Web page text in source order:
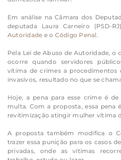
Em análise na Câmara dos
deputada Laura Carneiro (PSD-
Autoridade e o Código Penal.
Pela Lei de Abuso de Autoridade,
ocorre quando servidores
vítima de crimes a procedimentos
invasivos, resultado no que se
Hoje, a pena para esse crime é
multa. Com a proposta, essa pena
revitimização atingir mulher vítima
A proposta também modifica o
trazer essa punição para os casos
privadas, onde as vítimas